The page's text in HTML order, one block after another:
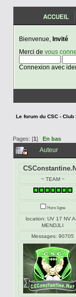
ACCUEIL
Bienvenue, Invité
Merci de vous
Connexion avec
Le forum du CSC -
Pages: [1] En bas
Auteur
~ TEAM ~
Hors ligne
location: UV 17 NV
MENDJLI
Messages: 90705